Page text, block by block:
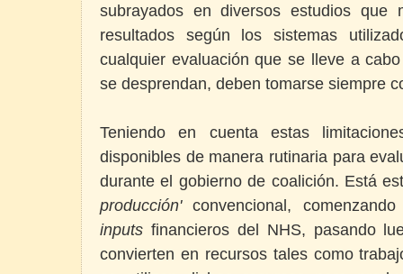
subrayados en diversos estudios que
resultados según los sistemas
cualquier evaluación que se lleve a
se desprendan, deben tomarse siempre
Teniendo en cuenta estas
disponibles de manera rutinaria para
durante el gobierno de coalición. Está
producción'convencional,
inputs financieros del NHS, pasando
convierten en recursos tales como